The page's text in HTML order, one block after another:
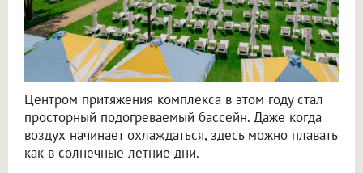
Центром притяжения комплекса в этом году стал
просторный подогреваемый бассейн. Даже когда
воздух начинает охлаждаться, здесь можно плавать
как в солнечные летние дни.